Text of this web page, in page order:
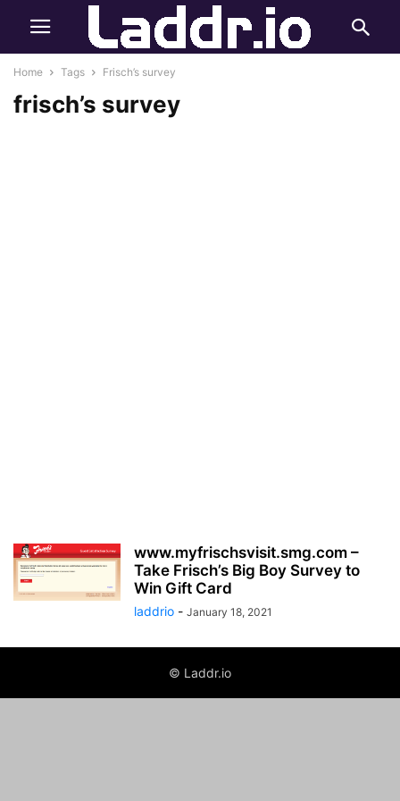
Home Tags Frisch’s survey
frisch’s survey
www.myfrischsvisit.smg.com –
Take Frisch’s Big Boy Survey to
Win Gift Card
laddrio - January 18, 2021
© Laddr.io